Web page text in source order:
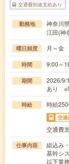
交通費別途支給あり
勤務地 神奈川県
江田(神
曜日頻度 月～金
時間 9:00～
期間
2026/9/
あり
時給 時給
交通
交通費支
仕事内容
組込み
基幹シ
以下業